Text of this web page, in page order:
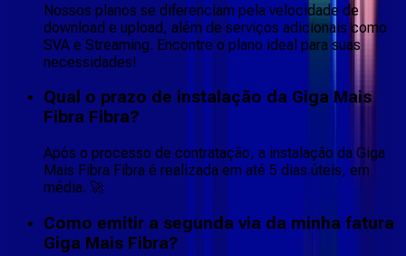
Nossos planos se diferenciam pela velocidade de
download e upload, além de serviços adicionais como
SVA e Streaming. Encontre o plano ideal para suas
necessidades!
Qual o prazo de instalação da Giga Mais
Fibra Fibra?
Após o processo de contratação, a instalação da Giga
Mais Fibra Fibra é realizada em até 5 dias úteis, em
média. 🚀
Como emitir a segunda via da minha fatura
Giga Mais Fibra?